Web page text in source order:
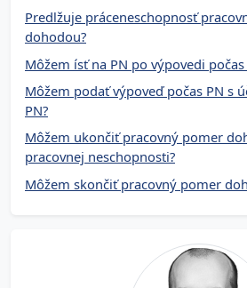
Predlžuje práceneschopnosť
dohodou?
Môžem ísť na PN po výpovedi
Môžem podať výpoveď počas PN s
PN?
Môžem ukončiť pracovný pomer
pracovnej neschopnosti?
Môžem skončiť pracovný pomer